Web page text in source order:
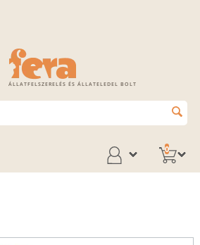
ÁLLATFELSZERELÉS ÉS ÁLLATELEDEL BOLT
0